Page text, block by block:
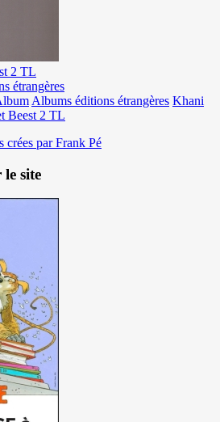
2 TL
étrangères
Albums éditions étrangères Khani
Beest 2 TL
crées par Frank Pé
le site